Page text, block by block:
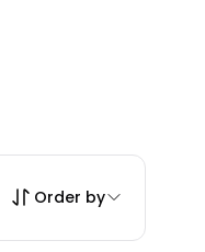
Order by